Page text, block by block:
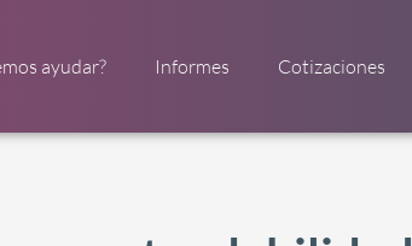
ayudar? Informes Cotizaciones